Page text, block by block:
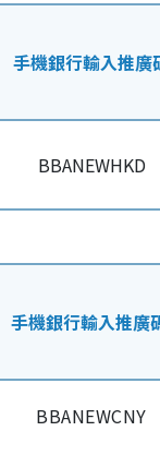
手機銀行輸入推廣
BBANEWHKD
手機銀行輸入推廣
BBANEWCNY